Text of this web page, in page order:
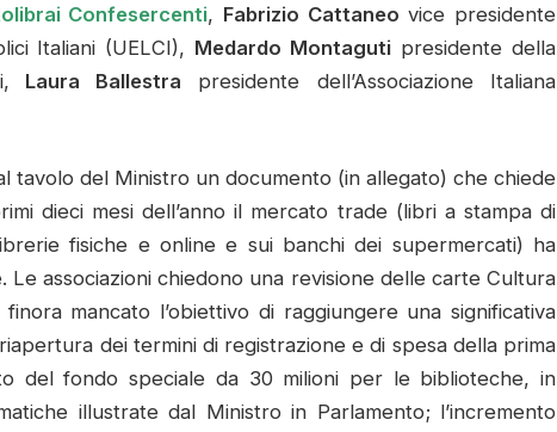
Confesercenti, Fabrizio Cattaneo vice presidente
Italiani (UELCI), Medardo Montaguti presidente della
Laura Ballestra presidente dell’Associazione Italiana
tavolo del Ministro un documento (in allegato) che chiede
dieci mesi dell’anno il mercato trade (libri a stampa di
fisiche e online e sui banchi dei supermercati) ha
Le associazioni chiedono una revisione delle carte Cultura
mancato l’obiettivo di raggiungere una significativa
dei termini di registrazione e di spesa della prima
del fondo speciale da 30 milioni per le biblioteche, in
illustrate dal Ministro in Parlamento; l’incremento